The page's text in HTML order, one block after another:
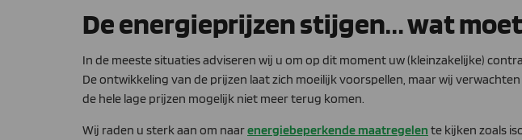
De energieprijzen stijgen… wat
In de meeste situaties adviseren wij u om op dit moment uw (kleinzakelijke)
De ontwikkeling van de prijzen laat zich moeilijk voorspellen, maar wij
de hele lage prijzen mogelijk niet meer terug komen.
Wij raden u sterk aan om naarenergiebeperkende maatregelen te kijken zoals